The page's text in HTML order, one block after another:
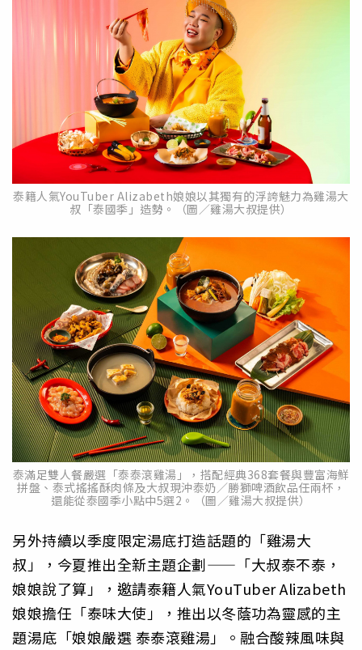
泰籍人氣YouTuber Alizabeth娘娘以其獨有的浮誇魅力為雞湯大
叔「泰國季」造勢。（圖／雞湯大叔提供）
泰滿足雙人餐嚴選「泰泰滾雞湯」，搭配經典368套餐與豐富海鮮
拼盤、泰式搖搖酥肉條及大叔現沖泰奶／勝獅啤酒飲品任兩杯，
還能從泰國季小點中5選2。（圖／雞湯大叔提供）
另外持續以季度限定湯底打造話題的「雞湯大
叔」，今夏推出全新主題企劃——「大叔泰不泰，
娘娘說了算」，邀請泰籍人氣YouTuber Alizabeth
娘娘擔任「泰味大使」，推出以冬蔭功為靈感的主
題湯底「娘娘嚴選 泰泰滾雞湯」。融合酸辣風味與